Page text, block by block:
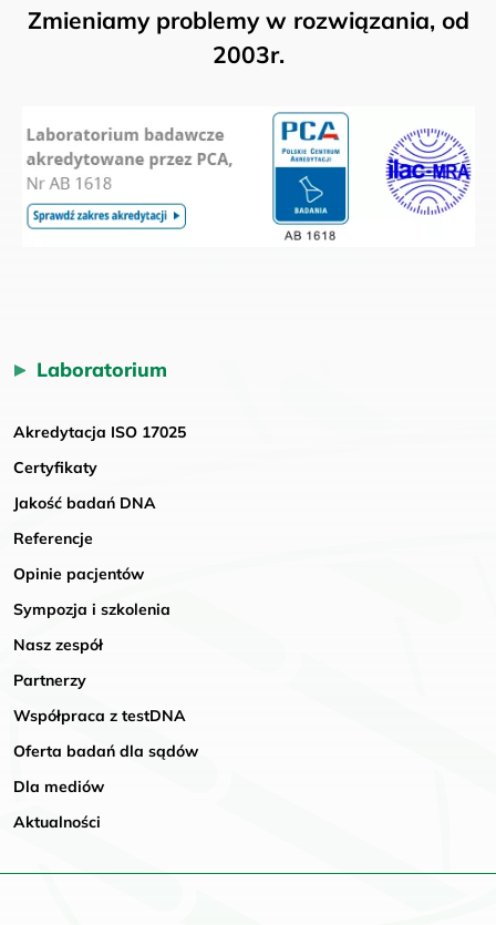
Zmieniamy problemy w rozwiązania, od
2003r.
Laboratorium
Akredytacja ISO 17025
Certyfikaty
Jakość badań DNA
Referencje
Opinie pacjentów
Sympozja i szkolenia
Nasz zespół
Partnerzy
Współpraca z testDNA
Oferta badań dla sądów
Dla mediów
Aktualności